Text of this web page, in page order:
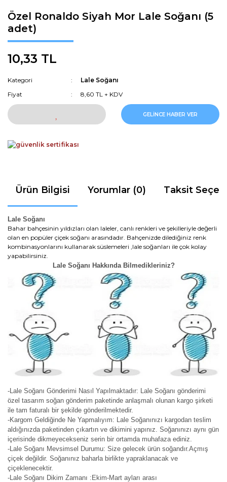
Özel Ronaldo Siyah Mor Lale Soğanı (5
adet)
10,33 TL
Kategori
Lale Soğanı
Fiyat
8,60 TL + KDV
GELİNCE HABER VER
Ürün Bilgisi Yorumlar (0) Taksit
Lale Soğanı
Bahar bahçesinin yıldızları olan laleler, canlı renkleri ve şekilleriyle değerli
olan en popüler çiçek soğanı arasındadır. Bahçenizde dilediğiniz renk
kombinasyonlarını kullanarak süslemeleri ,lale soğanları ile çok kolay
yapabilirsiniz.
Lale Soğanı Hakkında Bilmedikleriniz?
-Lale Soğanı Gönderimi Nasıl Yapılmaktadır: Lale Soğanı gönderimi
özel tasarım soğan gönderim paketinde anlaşmalı olunan kargo şirketi
ile tam faturalı bir şekilde gönderilmektedir.
-Kargom Geldiğinde Ne Yapmalıyım: Lale Soğanınızı kargodan teslim
aldığınızda paketinden çıkartın ve dikimini yapınız. Soğanınızı aynı gün
içerisinde dikmeyecekseniz serin bir ortamda muhafaza ediniz.
-Lale Soğanı Mevsimsel Durumu: Size gelecek ürün soğandır.Açmış
çiçek değildir. Soğanınız baharla birlikte yapraklanacak ve
çiçeklenecektir.
-Lale Soğanı Dikim Zamanı :Ekim-Mart ayları arası